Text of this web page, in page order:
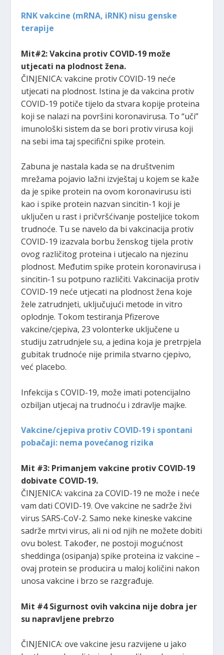
RNK vakcine (mRNA, iRNK) nisu genske
terapije
Mit#2: Vakcina protiv COVID-19 može
utjecati na plodnost žena.
ČINJENICA: vakcine protiv COVID-19 neće
utjecati na plodnost. Istina je da vakcina protiv
COVID-19 potiče tijelo da stvara kopije proteina
koji se nalazi na površini koronavirusa. To “uči”
imunološki sistem da se bori protiv virusa koji
na sebi ima taj specifični spike protein.
Zabuna je nastala kada se na društvenim
mrežama pojavio lažni izvještaj u kojem se kaže
da je spike protein na ovom koronavirusu isti
kao i spike protein nazvan sincitin-1 koji je
uključen u rast i pričvršćivanje posteljice tokom
trudnoće. Tu se navelo da bi vakcinacija protiv
COVID-19 izazvala borbu ženskog tijela protiv
ovog različitog proteina i utjecalo na njezinu
plodnost. Međutim spike protein koronavirusa i
sincitin-1 su potpuno različiti. Vakcinacija protiv
COVID-19 neće utjecati na plodnost žena koje
žele zatrudnjeti, uključujući metode in vitro
oplodnje. Tokom testiranja Pfizerove
vakcine/cjepiva, 23 volonterke uključene u
studiju zatrudnjele su, a jedina koja je pretrpjela
gubitak trudnoće nije primila stvarno cjepivo,
već placebo.
Infekcija s COVID-19, može imati potencijalno
ozbiljan utjecaj na trudnoću i zdravlje majke.
Vakcine/cjepiva protiv COVID-19 i spontani
pobačaji: nema povećanog rizika
Mit #3: Primanjem vakcine protiv COVID-19
dobivate COVID-19.
ČINJENICA: vakcina za COVID-19 ne može i neće
vam dati COVID-19. Ove vakcine ne sadrže živi
virus SARS-CoV-2. Samo neke kineske vakcine
sadrže mrtvi virus, ali ni od njih ne možete dobiti
ovu bolest. Također, ne postoji mogućnost
sheddinga (osipanja) spike proteina iz vakcine –
ovaj protein se producira u maloj količini nakon
unosa vakcine i brzo se razgrađuje.
Mit #4 Sigurnost ovih vakcina nije dobra jer
su napravljene prebrzo
ČINJENICA: ove vakcine jesu razvijene u jako